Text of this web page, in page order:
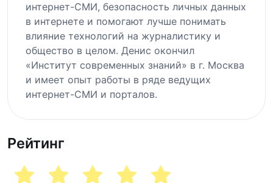
интернет-СМИ, безопасность личных данных
в интернете и помогают лучше понимать
влияние технологий на журналистику и
общество в целом. Денис окончил
«Институт современных знаний» в г. Москва
и имеет опыт работы в ряде ведущих
интернет-СМИ и порталов.
Рейтинг